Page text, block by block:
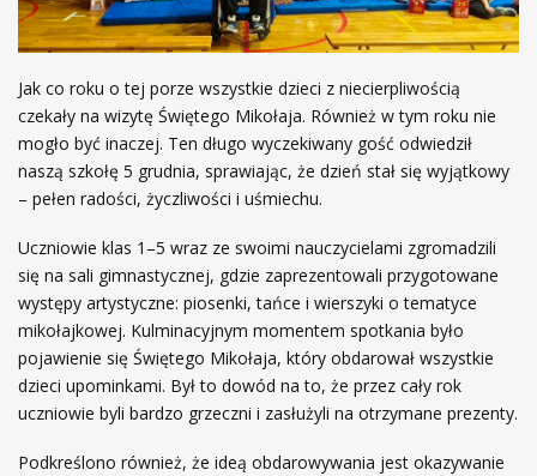
Jak co roku o tej porze wszystkie dzieci z niecierpliwością
czekały na wizytę Świętego Mikołaja. Również w tym roku nie
mogło być inaczej. Ten długo wyczekiwany gość odwiedził
naszą szkołę 5 grudnia, sprawiając, że dzień stał się wyjątkowy
– pełen radości, życzliwości i uśmiechu.
Uczniowie klas 1–5 wraz ze swoimi nauczycielami zgromadzili
się na sali gimnastycznej, gdzie zaprezentowali przygotowane
występy artystyczne: piosenki, tańce i wierszyki o tematyce
mikołajkowej. Kulminacyjnym momentem spotkania było
pojawienie się Świętego Mikołaja, który obdarował wszystkie
dzieci upominkami. Był to dowód na to, że przez cały rok
uczniowie byli bardzo grzeczni i zasłużyli na otrzymane prezenty.
Podkreślono również, że ideą obdarowywania jest okazywanie